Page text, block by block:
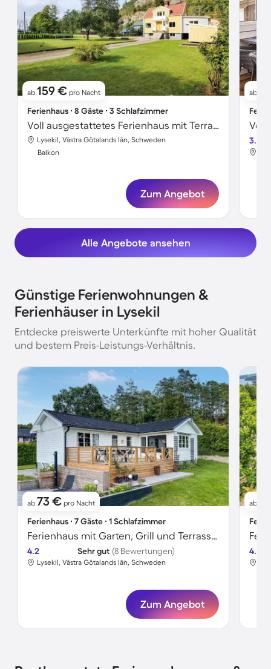
ab 159 € pro Nacht
Ferienhaus ∙ 8 Gäste ∙ 3 Schlafzimmer
Voll ausgestattetes Ferienhaus mit Terrasse und Grill
Lysekil, Västra Götalands län, Schweden
Balkon
Zum Angebot
ab
3.5
Alle Angebote ansehen
Günstige Ferienwohnungen &
Ferienhäuser in Lysekil
Entdecke preiswerte Unterkünfte mit hoher Qualität
und bestem Preis-Leistungs-Verhältnis.
ab 73 € pro Nacht
Ferienhaus ∙ 7 Gäste ∙ 1 Schlafzimmer
Ferienhaus mit Garten, Grill und Terrasse | Seeblick
4.2 Sehr gut (8 Bewertungen)
Lysekil, Västra Götalands län, Schweden
Zum Angebot
ab
4.8